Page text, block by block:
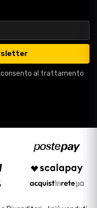
al trattamento